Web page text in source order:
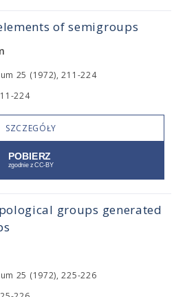
of semigroups
25 (1972), 211-224
224
SZCZEGÓŁY
groups generated
25 (1972), 225-226